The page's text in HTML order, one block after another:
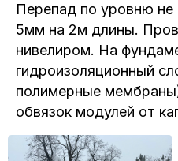
Перепад по уровню
5мм на 2м длины.
нивелиром. На
гидроизоляционный
полимерные
обвязок модулей от